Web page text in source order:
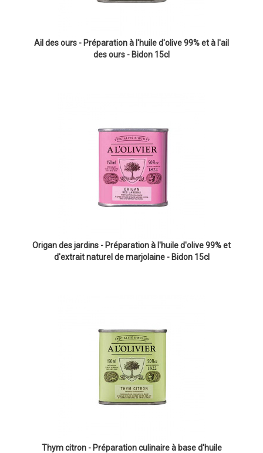
Ail des ours - Préparation à l'huile d'olive 99% et à l'ail
des ours - Bidon 15cl
Origan des jardins - Préparation à l'huile d'olive 99% et
d'extrait naturel de marjolaine - Bidon 15cl
Thym citron - Préparation culinaire à base d'huile